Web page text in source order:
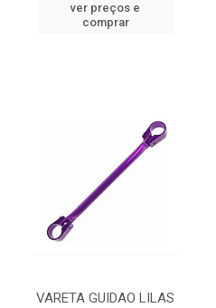
ver preços e
comprar
VARETA GUIDAO LILAS